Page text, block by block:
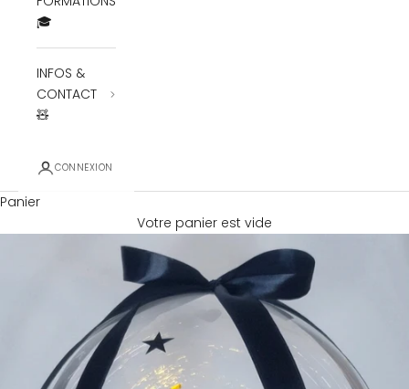
🎓
INFOS &
CONTACT
🧸
CONNEXION
Panier
Votre panier est vide